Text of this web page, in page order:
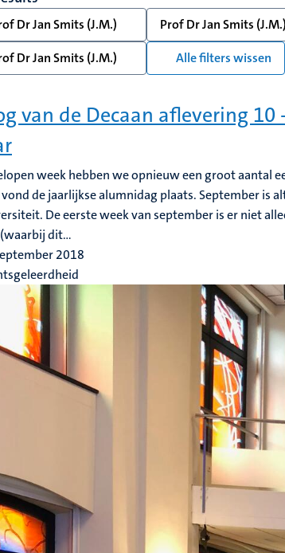
Dr Jan Smits (J.M.) Prof Dr Jan Smits (J.M.)
Dr Jan Smits (J.M.)
Alle filters wissen
van de Decaan aflevering
week hebben we opnieuw een groot aantal
de jaarlijkse alumnidag plaats. September is
De eerste week van september is er niet
dit...
2018